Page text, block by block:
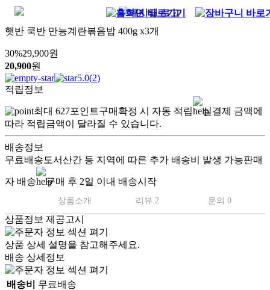
햇반 쿡반 만능계란볶음밥 400g x3개
30%29,900원
20,900원
5.0(2)
적립정보
최대 627포인트구매확정 시 자동 적립
실결제 금액에
따라 적립금액이 달라질 수 있습니다.
배송정보
무료배송도서산간 등 지역에 따른 추가 배송비 발생 가능판매
자 배송 구매 후 2일 이내 배송시작
상품소개 리뷰 2 문의 0
상품정보 제공고시
상품 상세 설명을 참고해주세요.
배송 상세정보
배송비
무료배송